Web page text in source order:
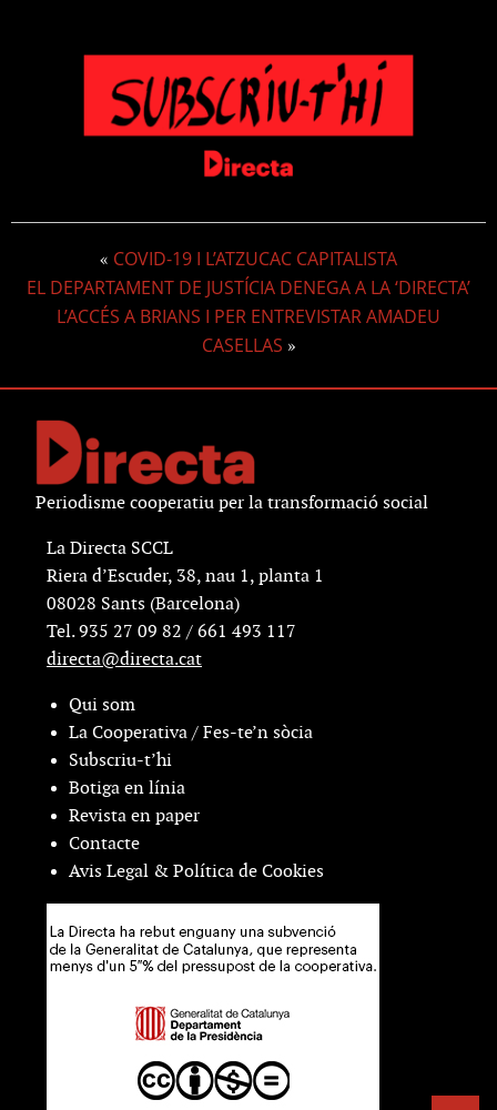
« COVID-19 I L’ATZUCAC CAPITALISTA
EL DEPARTAMENT DE JUSTÍCIA DENEGA A LA ‘DIRECTA’
L’ACCÉS A BRIANS I PER ENTREVISTAR AMADEU
CASELLAS »
Periodisme cooperatiu per la transformació social
La Directa SCCL
Riera d’Escuder, 38, nau 1, planta 1
08028 Sants (Barcelona)
Tel. 935 27 09 82 / 661 493 117
directa@directa.cat
Qui som
La Cooperativa / Fes-te’n sòcia
Subscriu-t’hi
Botiga en línia
Revista en paper
Contacte
Avis Legal & Política de Cookies